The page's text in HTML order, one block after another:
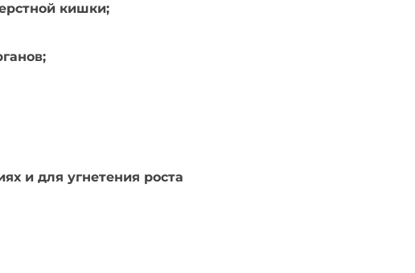
кишки;
и для угнетения роста